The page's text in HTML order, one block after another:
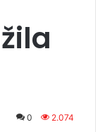
0 2.074